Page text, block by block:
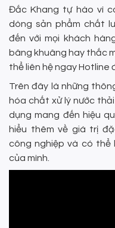
Đắc Khang tự hào vì
dòng sản phẩm chất
đến với mọi khách
bâng khuâng hay thắc
thể liên hệ ngay Hotline
Trên đây là những
hóa chất xử lý nước
dụng mang đến hiệu
hiểu thêm về giá trị
công nghiệp và có thể
của mình.